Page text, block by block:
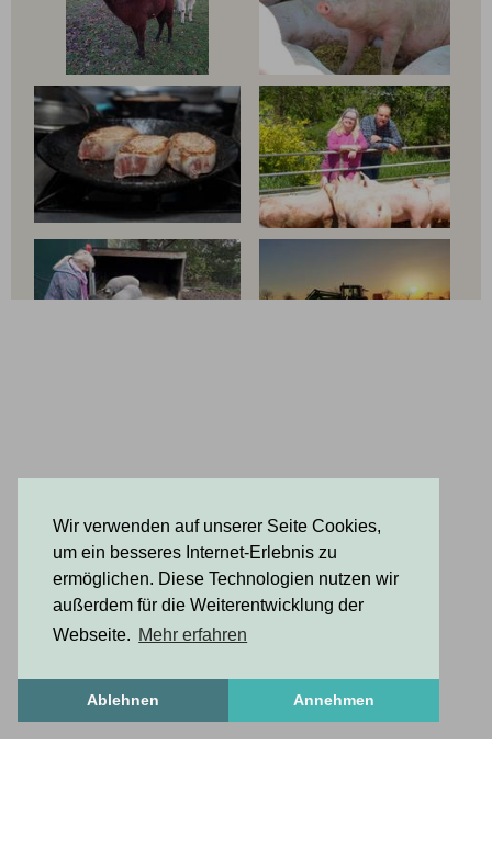
Wir verwenden auf unserer Seite Cookies,
um ein besseres Internet-Erlebnis zu
ermöglichen. Diese Technologien nutzen wir
außerdem für die Weiterentwicklung der
Webseite. Mehr erfahren
Ablehnen Annehmen